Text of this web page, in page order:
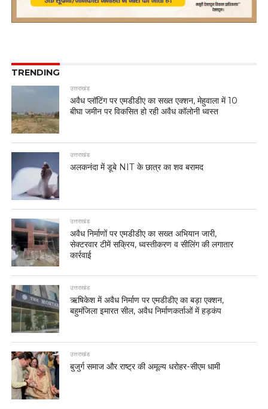
TRENDING
उत्तराखंड
अवैध प्लॉटिंग पर एमडीडीए का सख्त एक्शन, मेहुवाला में 10
बीघा जमीन पर विकसित हो रही अवैध कॉलोनी ध्वस्त
उत्तराखंड
अलकनंदा में डूबे NIT के छात्र का शव बरामद
उत्तराखंड
अवैध निर्माणों पर एमडीडीए का सख्त अभियान जारी,
सेक्टरवार टीमें सक्रिय, ध्वस्तीकरण व सीलिंग की लगातार
कार्रवाई
उत्तराखंड
ऋषिकेश में अवैध निर्माण पर एमडीडीए का बड़ा एक्शन,
बहुमंजिला इमारत सील, अवैध निर्माणकर्ताओं में हड़कंप
उत्तराखंड
बुजुर्ग समाज और राष्ट्र की अमूल्य धरोहर-सीएम धामी